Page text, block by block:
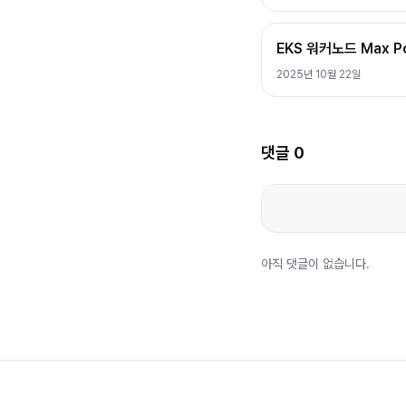
EKS 워커노드 Max
2025년 10월 22일
댓글 0
아직 댓글이 없습니다.